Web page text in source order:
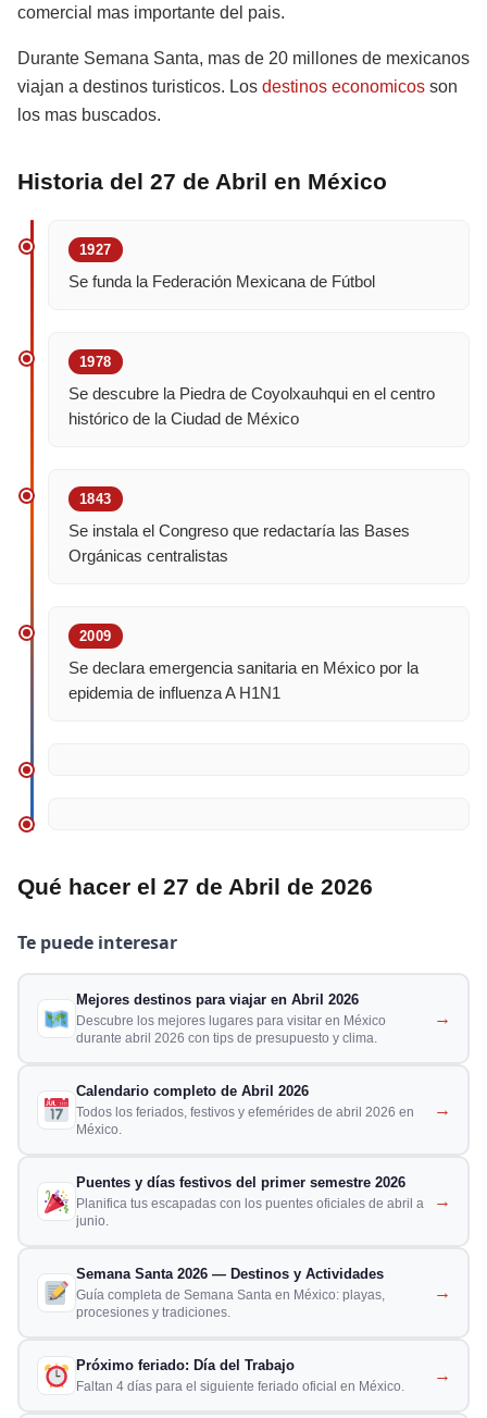
comercial mas importante del pais.
Durante Semana Santa, mas de 20 millones de mexicanos
viajan a destinos turisticos. Los destinos economicos son
los mas buscados.
Historia del 27 de Abril en México
1927
Se funda la Federación Mexicana de Fútbol
1978
Se descubre la Piedra de Coyolxauhqui en el centro
histórico de la Ciudad de México
1843
Se instala el Congreso que redactaría las Bases
Orgánicas centralistas
2009
Se declara emergencia sanitaria en México por la
epidemia de influenza A H1N1
Qué hacer el 27 de Abril de 2026
Te puede interesar
Mejores destinos para viajar en Abril 2026
Descubre los mejores lugares para visitar en México
durante abril 2026 con tips de presupuesto y clima.
→
Calendario completo de Abril 2026
Todos los feriados, festivos y efemérides de abril 2026 en
México.
→
Puentes y días festivos del primer semestre 2026
Planifica tus escapadas con los puentes oficiales de abril a
junio.
→
Semana Santa 2026 — Destinos y Actividades
Guía completa de Semana Santa en México: playas,
procesiones y tradiciones.
→
Próximo feriado: Día del Trabajo
Faltan 4 días para el siguiente feriado oficial en México.
→